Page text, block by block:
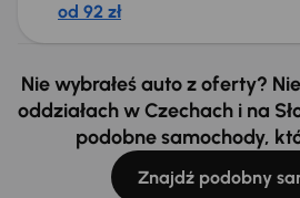
od 92 zł
Nie wybrałeś auto z oferty?
oddziałach w Czechach i na
podobne samochody,
Znajdź podobny